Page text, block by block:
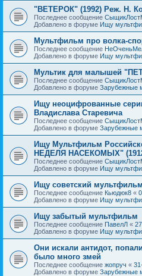
"ВЕТЕРОК" (1992) Реж. Н.
Последнее сообщение
Добавлено в форуме Ищу
Мультфильм про волка-
Последнее сообщение
Добавлено в форуме Ищу
Мультик для малышей
Последнее сообщение
Добавлено в форуме Зарубежные
Ищу неоцифрованные
Владислава Старевича
Последнее сообщение
Добавлено в форуме Зарубежные
Ищу Мультфильм
НЕДЕЛЯ НАСЕКОМЫХ"
Последнее сообщение
Добавлено в форуме Ищу
Ищу советский
Последнее сообщение Кьюдюк8 «
Добавлено в форуме Ищу
Ищу забытый мультфильм
Последнее сообщение ПавелЛ «
Добавлено в форуме Ищу
Они искали антидот,
было много змей
Последнее сообщение жопруч «
Добавлено в форуме Зарубежные